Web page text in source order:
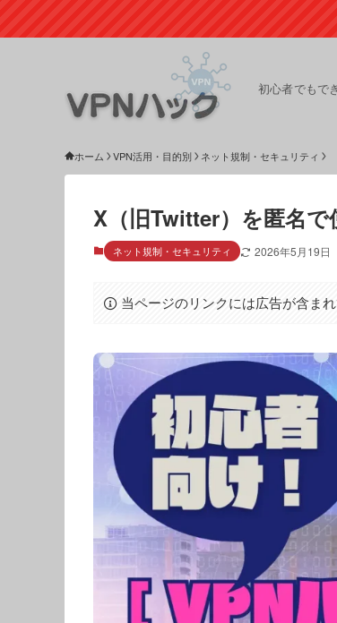
初心者でもで
ホーム VPN活用・目的別 ネット規制・セキュリティ
X（旧Twitter）を匿名
ネット規制・セキュリティ 2026年5月19日
当ページのリンクには広告が含まれ